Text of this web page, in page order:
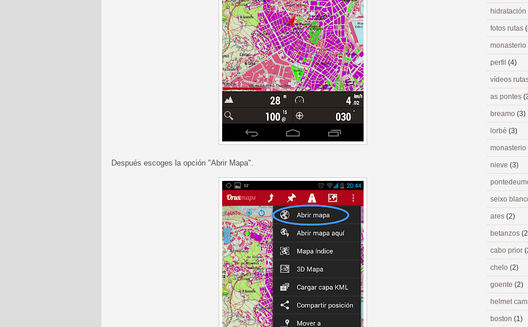
Después escoges la opción "Abrir Mapa".
hidratación
fotos rutas
perfil (4)
vídeos
as pontes
breamo (3)
lorbé (3)
nieve (3)
seixo
ares (2)
betanzos
cabo prior
chelo (2)
goente (2)
helmet
boston (1)